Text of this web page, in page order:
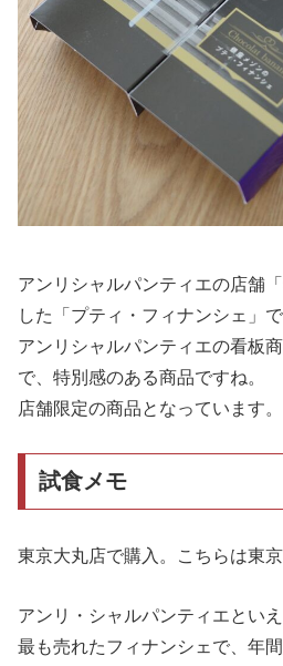
アンリシャルパンティエの店舗
した「プティ・フィナンシェ」で
アンリシャルパンティエの看板
で、特別感のある商品ですね。
店舗限定の商品となっています。
試食メモ
東京大丸店で購入。こちらは東京
アンリ・シャルパンティエとい
最も売れたフィナンシェで、年